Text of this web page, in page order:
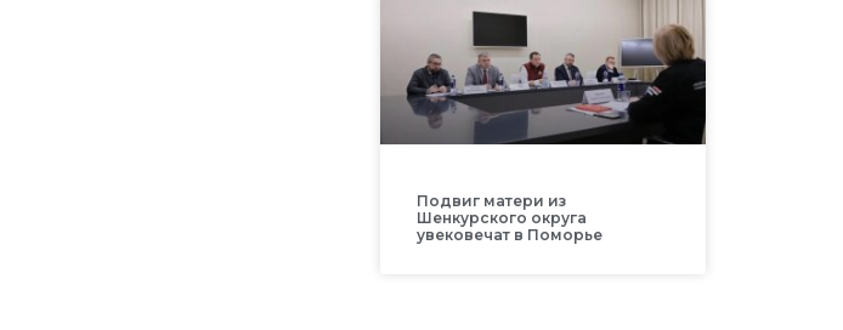
Подвиг матери из
Шенкурского округа
увековечат в Поморье